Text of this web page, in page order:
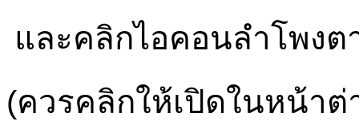
และคลิกไอคอนลำโพงต
(ควรคลิกให้เปิดในหน้าต่